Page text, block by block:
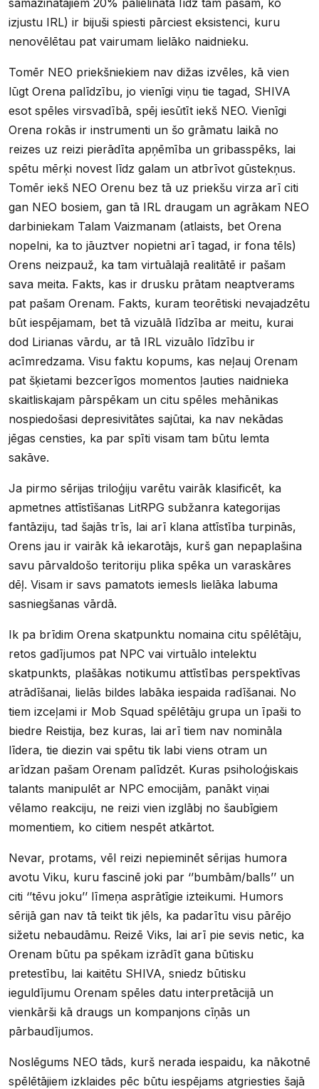
izjustu IRL) ir bijuši spiesti pārciest eksistenci, kuru
nenovēlētau pat vairumam lielāko naidnieku.
Tomēr NEO priekšniekiem nav dižas izvēles, kā vien
lūgt Orena palīdzību, jo vienīgi viņu tie tagad, SHIVA
esot spēles virsvadībā, spēj iesūtīt iekš NEO. Vienīgi
Orena rokās ir instrumenti un šo grāmatu laikā no
reizes uz reizi pierādīta apņēmība un gribasspēks, lai
spētu mērķi novest līdz galam un atbrīvot gūstekņus.
Tomēr iekš NEO Orenu bez tā uz priekšu virza arī citi
gan NEO bosiem, gan tā IRL draugam un agrākam NEO
darbiniekam Talam Vaizmanam (atlaists, bet Orena
nopelni, ka to jāuztver nopietni arī tagad, ir fona tēls)
Orens neizpauž, ka tam virtuālajā realitātē ir pašam
sava meita. Fakts, kas ir drusku prātam neaptverams
pat pašam Orenam. Fakts, kuram teorētiski nevajadzētu
būt iespējamam, bet tā vizuālā līdzība ar meitu, kurai
dod Lirianas vārdu, ar tā IRL vizuālo līdzību ir
acīmredzama. Visu faktu kopums, kas neļauj Orenam
pat šķietami bezcerīgos momentos ļauties naidnieka
skaitliskajam pārspēkam un citu spēles mehānikas
nospiedošasi depresivitātes sajūtai, ka nav nekādas
jēgas censties, ka par spīti visam tam būtu lemta
sakāve.
Ja pirmo sērijas triloģiju varētu vairāk klasificēt, ka
apmetnes attīstīšanas LitRPG subžanra kategorijas
fantāziju, tad šajās trīs, lai arī klana attīstība turpinās,
Orens jau ir vairāk kā iekarotājs, kurš gan nepaplašina
savu pārvaldošo teritoriju plika spēka un varaskāres
dēļ. Visam ir savs pamatots iemesls lielāka labuma
sasniegšanas vārdā.
Ik pa brīdim Orena skatpunktu nomaina citu spēlētāju,
retos gadījumos pat NPC vai virtuālo intelektu
skatpunkts, plašākas notikumu attīstības perspektīvas
atrādīšanai, lielās bildes labāka iespaida radīšanai. No
tiem izceļami ir Mob Squad spēlētāju grupa un īpaši to
biedre Reistija, bez kuras, lai arī tiem nav nomināla
līdera, tie diezin vai spētu tik labi viens otram un
arīdzan pašam Orenam palīdzēt. Kuras psiholoģiskais
talants manipulēt ar NPC emocijām, panākt viņai
vēlamo reakciju, ne reizi vien izglābj no šaubīgiem
momentiem, ko citiem nespēt atkārtot.
Nevar, protams, vēl reizi nepieminēt sērijas humora
avotu Viku, kuru fascinē joki par ‘’bumbām/balls’’ un
citi ‘’tēvu joku’’ līmeņa asprātīgie izteikumi. Humors
sērijā gan nav tā teikt tik jēls, ka padarītu visu pārējo
sižetu nebaudāmu. Reizē Viks, lai arī pie sevis netic, ka
Orenam būtu pa spēkam izrādīt gana būtisku
pretestību, lai kaitētu SHIVA, sniedz būtisku
ieguldījumu Orenam spēles datu interpretācijā un
vienkārši kā draugs un kompanjons cīņās un
pārbaudījumos.
Noslēgums NEO tāds, kurš nerada iespaidu, ka nākotnē
spēlētājiem izklaides pēc būtu iespējams atgriesties šajā